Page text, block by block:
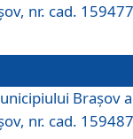
nr. cad.
Braşov a
nr. cad.